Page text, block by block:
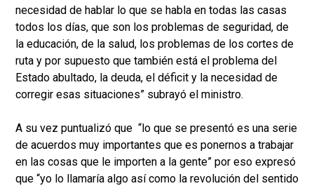
necesidad de hablar lo que se habla en todas las casas
todos los días, que son los problemas de seguridad, de
la educación, de la salud, los problemas de los cortes de
ruta y por supuesto que también está el problema del
Estado abultado, la deuda, el déficit y la necesidad de
corregir esas situaciones” subrayó el ministro.
A su vez puntualizó que “lo que se presentó es una serie
de acuerdos muy importantes que es ponernos a trabajar
en las cosas que le importen a la gente” por eso expresó
que “yo lo llamaría algo así como la revolución del sentido